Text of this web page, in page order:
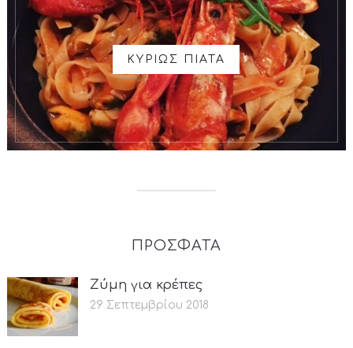
ΚΥΡΙΩΣ ΠΙΑΤΑ
ΠΡΟΣΦΑΤΑ
Ζύμη για κρέπες
29 Σεπτεμβρίου 2018